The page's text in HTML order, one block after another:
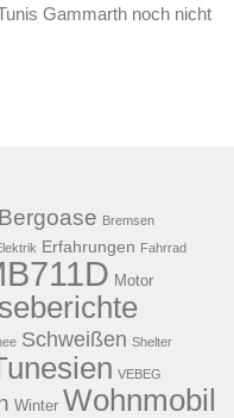
Gammarth noch nicht
Bergoase Bremsen
Erfahrungen Fahrrad
Motor
Schweißen Shelter
VEBEG
Winter Wohnmobil